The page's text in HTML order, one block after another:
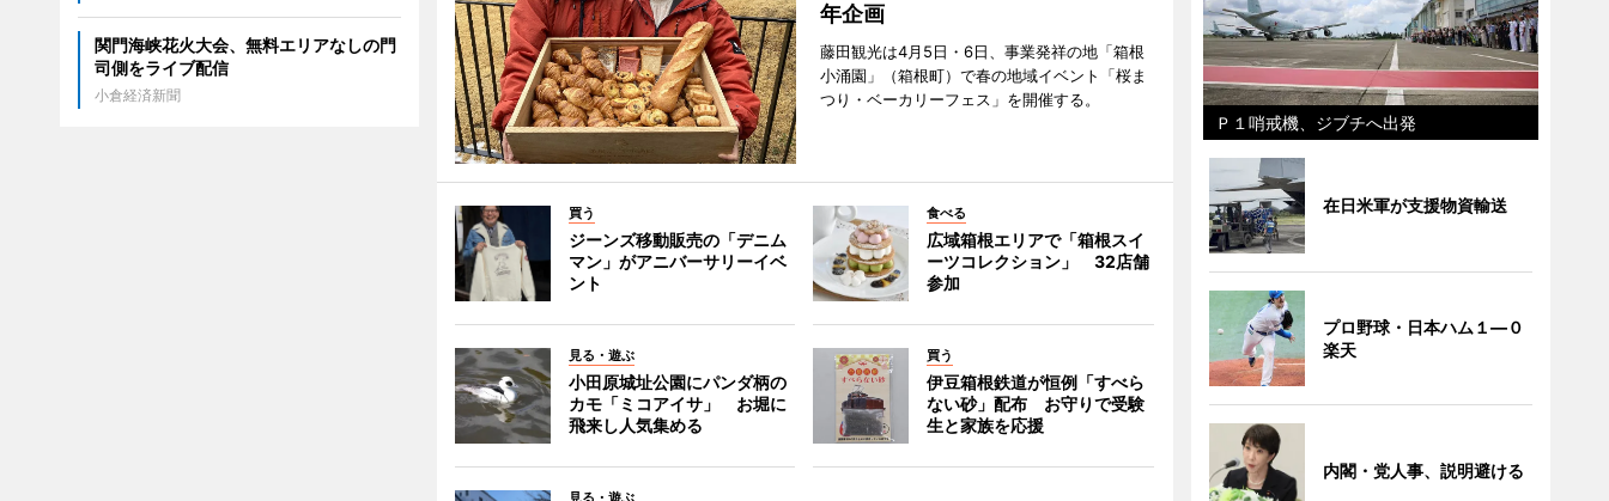
年企画
藤田観光は4月5日・6日、事業発祥の地「箱根
小涌園」（箱根町）で春の地域イベント「桜ま
つり・ベーカリーフェス」を開催する。
買う
ジーンズ移動販売の「デニム
マン」がアニバーサリーイベ
ント
食べる
広域箱根エリアで「箱根スイ
ーツコレクション」 32店舗
参加
見る・遊ぶ
小田原城址公園にパンダ柄の
カモ「ミコアイサ」 お堀に
飛来し人気集める
買う
伊豆箱根鉄道が恒例「すべら
ない砂」配布 お守りで受験
生と家族を応援
見る・遊ぶ
関門海峡花火大会、無料エリアなしの門
司側をライブ配信
小倉経済新聞
Ｐ１哨戒機、ジブチへ出発
在日米軍が支援物資輸送
プロ野球・日本ハム１―０
楽天
内閣・党人事、説明避ける